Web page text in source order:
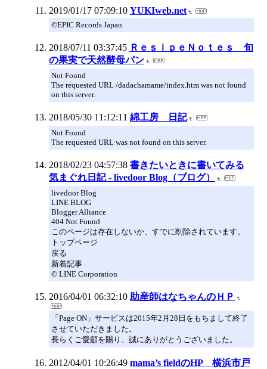
2019/01/17 07:09:10 YUKIweb.net
©EPIC Records Japan
2018/07/11 03:37:45 ＲｅｓｉｐｅＮｏｔｅｓ 旬
の果実で天然酵母パン
Not Found
The requested URL /dadachamame/index.htm was not found
on this server.
2018/05/30 11:12:11 綿工房 日記
Not Found
The requested URL was not found on this server.
2018/02/23 04:57:38 書きたいときに書いてみる
気まぐれ日記 - livedoor Blog（ブログ）
livedoor Blog
LINE BLOG
Blogger Alliance
404 Not Found
このページは存在しないか、すでに削除されています。
トップページ
戻る
新着記事
© LINE Corporation
2016/04/01 06:32:10 助産師はなちゃんのＨＰ
「Page ON」サービスは2015年2月28日をもちまして終了
させていただきました。
長らくご愛顧を賜り、誠にありがとうございました。
2012/04/01 10:26:49 mama’s fieldのHP 横浜市戸